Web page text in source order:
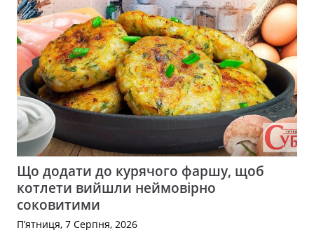
Що додати до курячого фаршу, щоб
котлети вийшли неймовірно
соковитими
П’ятниця, 7 Серпня, 2026